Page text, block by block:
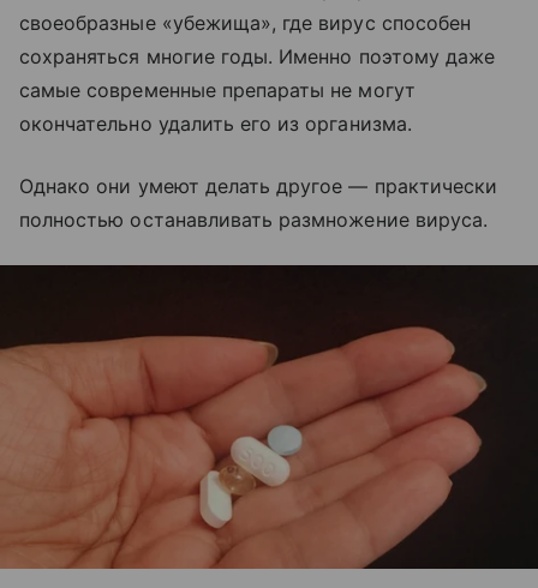
своеобразные «убежища», где вирус способен
сохраняться многие годы. Именно поэтому даже
самые современные препараты не могут
окончательно удалить его из организма.
Однако они умеют делать другое — практически
полностью останавливать размножение вируса.